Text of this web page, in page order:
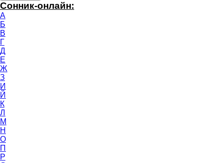
Сонник-онлайн:
А
Б
В
Г
Д
Е
Ж
З
И
Й
К
Л
М
Н
О
П
Р